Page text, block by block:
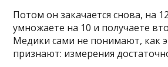
Потом он закачается снова, на
умножаете на 10 и получаете
Медики сами не понимают, как
признают: измерения